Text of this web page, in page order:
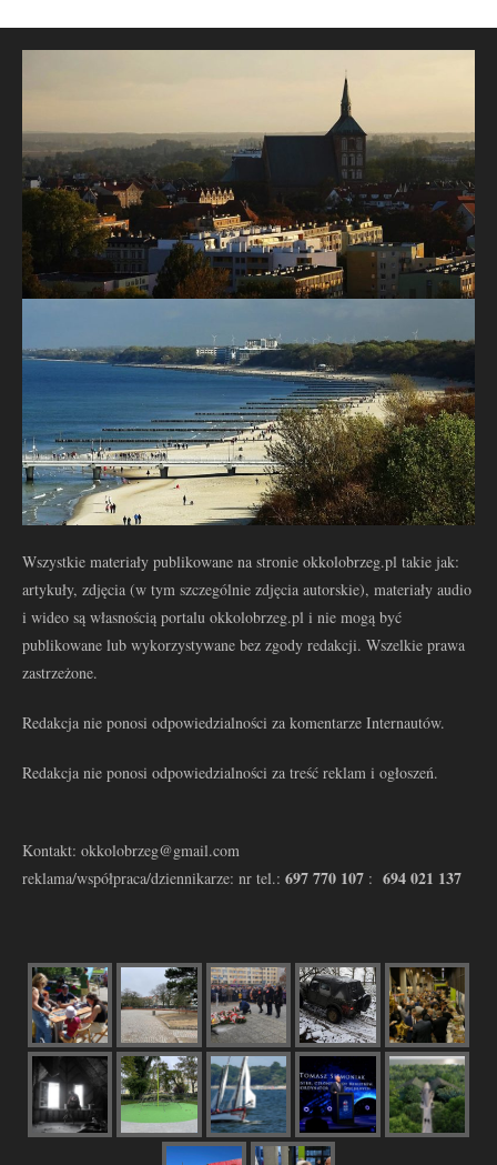
Wszystkie materiały publikowane na stronie okkolobrzeg.pl takie jak:
artykuły, zdjęcia (w tym szczególnie zdjęcia autorskie), materiały audio
i wideo są własnością portalu okkolobrzeg.pl i nie mogą być
publikowane lub wykorzystywane bez zgody redakcji. Wszelkie prawa
zastrzeżone.
Redakcja nie ponosi odpowiedzialności za komentarze Internautów.
Redakcja nie ponosi odpowiedzialności za treść reklam i ogłoszeń.
Kontakt: okkolobrzeg@gmail.com
reklama/współpraca/dziennikarze: nr tel.: 697 770 107 : 694 021 137